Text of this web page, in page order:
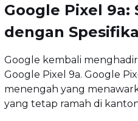
Google Pixel
dengan
Google kembali
Google Pixel 9a. Google
menengah yang
yang tetap ramah di